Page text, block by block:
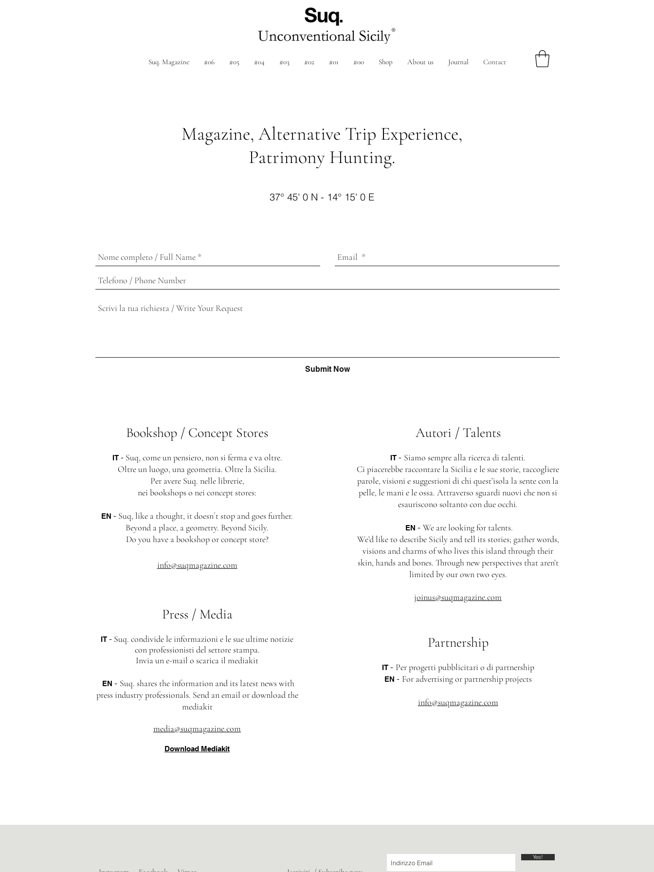
Suq. Magazine #06 #05 #04 #03 #02 #01 #00 Shop About us Journal Contact
Magazine, Alternative Trip Experience,
Patrimony Hunting.
37° 45' 0 N - 14° 15' 0 E
Submit Now
Bookshop / Concept Stores
IT -Suq, come un pensiero, non si ferma e va oltre.
Oltre un luogo, una geometria. Oltre la Sicilia.
Per avere Suq. nelle librerie,
nei bookshops o nei concept stores:
EN - Suq, like a thought, it doesn´t stop and goes further.
Beyond a place, a geometry. Beyond Sicily.
Do you have a bookshop or concept store?
info@suqmagazine.com
Press / Media
IT - Suq. condivide le informazioni e le sue ultime notizie
con professionisti del settore stampa.
Invia un e-mail o scarica il mediakit
EN - Suq. shares the information and its latest news with
press industry professionals. Send an email or download the
mediakit
media@suqmagazine.com
Download Mediakit
Autori / Talents
IT - Siamo sempre alla ricerca di talenti.
Ci piacerebbe raccontare la Sicilia e le sue storie, raccogliere
parole, visioni e suggestioni di chi quest’isola la sente con la
pelle, le mani e le ossa. Attraverso sguardi nuovi che non si
esauriscono soltanto con due occhi.
EN - We are looking for talents.
We’d like to describe Sicily and tell its stories; gather words,
visions and charms of who lives this island through their
skin, hands and bones. Through new perspectives that aren’t
limited by our own two eyes.
joinus@suqmagazine.com
Partnership
IT - Per progetti pubblicitari o di partnership
EN - For advertising or partnership projects
info@suqmagazine.com
Yes!